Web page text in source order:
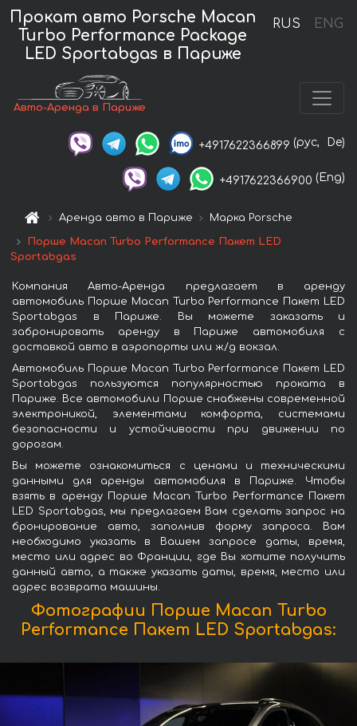
RUS ENG
Прокат авто Porsche Macan
Turbo Performance Package
LED Sportabgas в Париже
Авто-Аренда в Париже
+4917622366899 (рус, De)
+4917622366900 (Eng)
Аренда авто в Париже Марка Porsche
Порше Macan Turbo Performance Пакет LED
Sportabgas
Компания Авто-Аренда предлагает в аренду
автомобиль Порше Macan Turbo Performance Пакет LED
Sportabgas в Париже. Вы можете заказать и
забронировать аренду в Париже автомобиля с
доставкой авто в аэропорты или ж/д вокзал.
Автомобиль Порше Macan Turbo Performance Пакет LED
Sportabgas пользуются популярностью проката в
Париже. Все автомобили Порше снабжены современной
электроникой, элементами комфорта, системами
безопасности и устойчивости при движении по
дорогам.
Вы можете ознакомиться с ценами и техническими
данными для аренды автомобиля в Париже. Чтобы
взять в аренду Порше Macan Turbo Performance Пакет
LED Sportabgas, мы предлагаем Вам сделать запрос на
бронирование авто, заполнив форму запроса. Вам
необходимо указать в Вашем запросе даты, время,
место или адрес во Франции, где Вы хотите получить
данный авто, а также указать даты, время, место или
адрес возврата машины.
Фотографии Порше Macan Turbo
Performance Пакет LED Sportabgas: